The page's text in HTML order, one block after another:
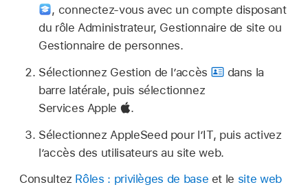
, connectez‑vous avec un compte disposant
du rôle Administrateur, Gestionnaire de site ou
Gestionnaire de personnes.
Sélectionnez Gestion de l’accès
dans la
barre latérale, puis sélectionnez
Services Apple
.
Sélectionnez AppleSeed pour l’IT, puis activez
l’accès des utilisateurs au site web.
Consultez Rôles : privilèges de base et le site web